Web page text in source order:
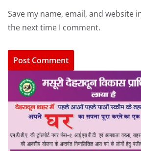
Save my name, email, and website
the next time I comment.